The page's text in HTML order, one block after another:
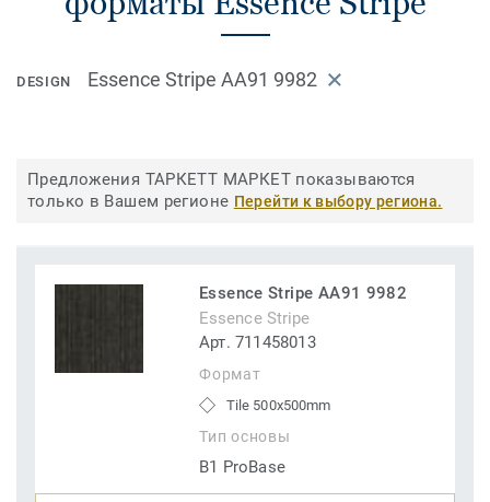
DESIGN Essence Stripe AA91 9982
Предложения ТАРКЕТТ МАРКЕТ показываются
только в Вашем регионе Перейти к выбору региона.
Essence Stripe AA91 9982
Essence Stripe
Арт. 711458013
Формат
Tile 500x500mm
Тип основы
B1 ProBase